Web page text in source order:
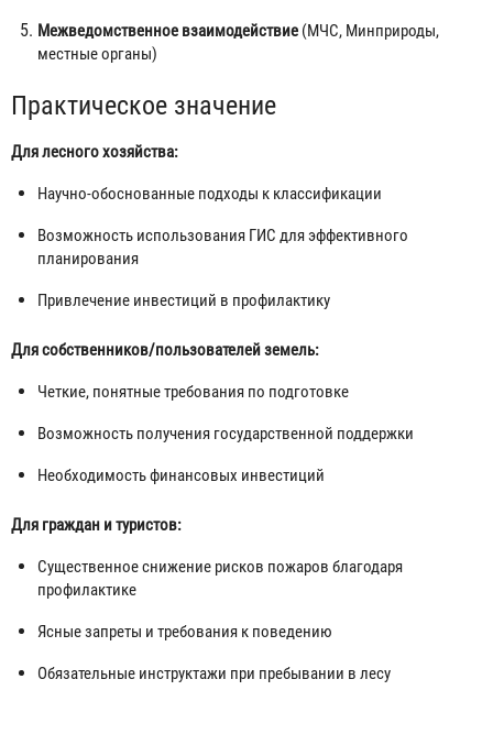
Межведомственное взаимодействие (МЧС, Минприроды,
местные органы)
Практическое значение
Для лесного хозяйства:
Научно-обоснованные подходы к классификации
Возможность использования ГИС для эффективного
планирования
Привлечение инвестиций в профилактику
Для собственников/пользователей земель:
Четкие, понятные требования по подготовке
Возможность получения государственной поддержки
Необходимость финансовых инвестиций
Для граждан и туристов:
Существенное снижение рисков пожаров благодаря
профилактике
Ясные запреты и требования к поведению
Обязательные инструктажи при пребывании в лесу